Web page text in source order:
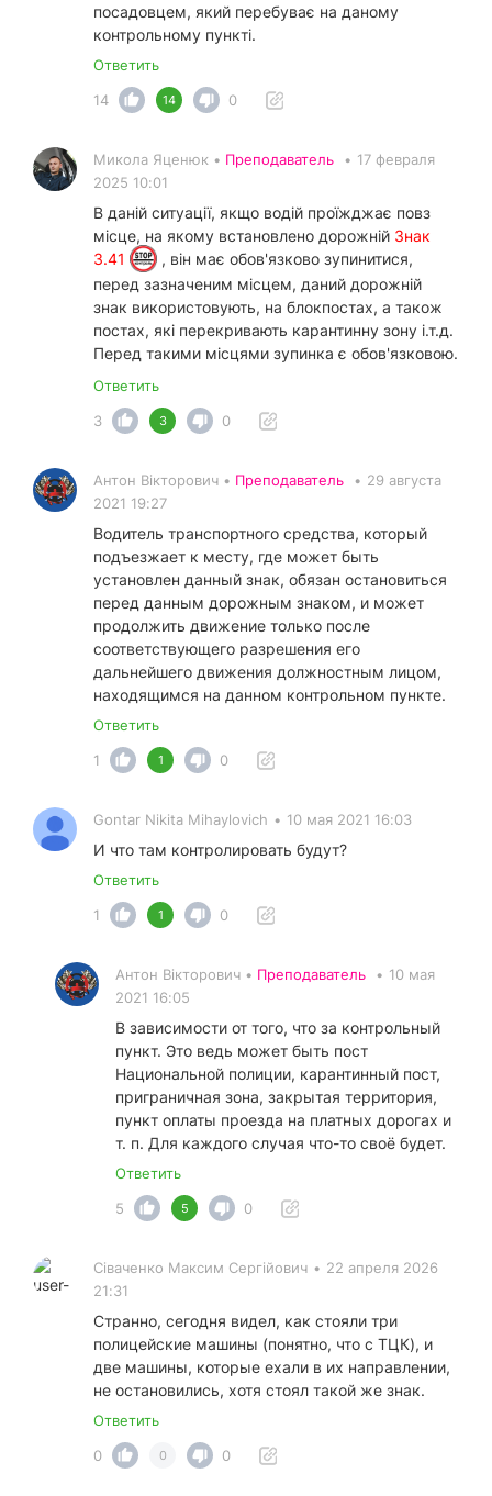
посадовцем, який перебуває на даному
контрольному пункті.
Ответить
14
14 0
Микола Яценюк • Преподаватель • 17 февраля
2025 10:01
В даній ситуації, якщо водій проїжджає повз
місце, на якому встановлено дорожній Знак
3.41
, він має обов'язково зупинитися,
перед зазначеним місцем, даний дорожній
знак використовують, на блокпостах, а також
постах, які перекривають карантинну зону і.т.д.
Перед такими місцями зупинка є обов'язковою.
Ответить
3
3 0
Антон Вікторович • Преподаватель • 29 августа
2021 19:27
Водитель транспортного средства, который
подъезжает к месту, где может быть
установлен данный знак, обязан остановиться
перед данным дорожным знаком, и может
продолжить движение только после
соответствующего разрешения его
дальнейшего движения должностным лицом,
находящимся на данном контрольном пункте.
Ответить
1
1 0
Gontar Nikita Mihaylovich • 10 мая 2021 16:03
И что там контролировать будут?
Ответить
1
1 0
Антон Вікторович • Преподаватель • 10 мая
2021 16:05
В зависимости от того, что за контрольный
пункт. Это ведь может быть пост
Национальной полиции, карантинный пост,
приграничная зона, закрытая территория,
пункт оплаты проезда на платных дорогах и
т. п. Для каждого случая что-то своё будет.
Ответить
5
5 0
Сіваченко Максим Сергійович • 22 апреля 2026
21:31
Странно, сегодня видел, как стояли три
полицейские машины (понятно, что с ТЦК), и
две машины, которые ехали в их направлении,
не остановились, хотя стоял такой же знак.
Ответить
0
0 0